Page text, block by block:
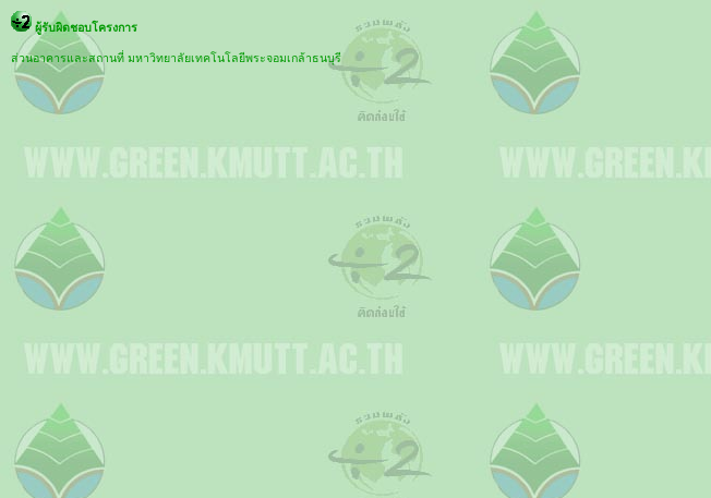
ผู้รับผิดชอบโครงการ
ส่วนอาคารและสถานที่ มหาวิทยาลัยเทคโนโลยีพระจอมเกล้าธนบุรี